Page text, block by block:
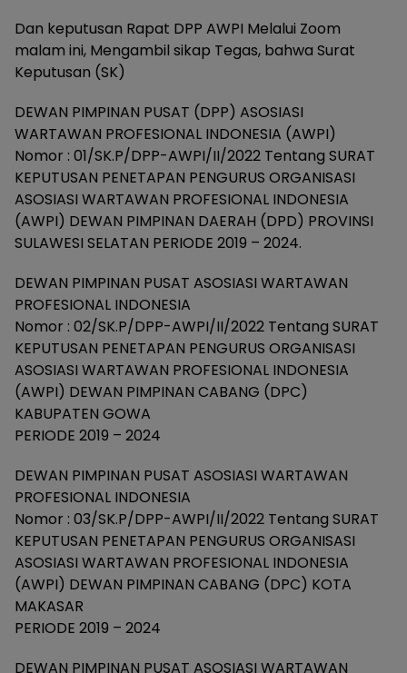
Dan keputusan Rapat DPP AWPI Melalui Zoom
malam ini, Mengambil sikap Tegas, bahwa Surat
Keputusan (SK)
DEWAN PIMPINAN PUSAT (DPP) ASOSIASI
WARTAWAN PROFESIONAL INDONESIA (AWPI)
Nomor : 01/SK.P/DPP-AWPI/II/2022 Tentang SURAT
KEPUTUSAN PENETAPAN PENGURUS ORGANISASI
ASOSIASI WARTAWAN PROFESIONAL INDONESIA
(AWPI) DEWAN PIMPINAN DAERAH (DPD) PROVINSI
SULAWESI SELATAN PERIODE 2019 – 2024.
DEWAN PIMPINAN PUSAT ASOSIASI WARTAWAN
PROFESIONAL INDONESIA
Nomor : 02/SK.P/DPP-AWPI/II/2022 Tentang SURAT
KEPUTUSAN PENETAPAN PENGURUS ORGANISASI
ASOSIASI WARTAWAN PROFESIONAL INDONESIA
(AWPI) DEWAN PIMPINAN CABANG (DPC)
KABUPATEN GOWA
PERIODE 2019 – 2024
DEWAN PIMPINAN PUSAT ASOSIASI WARTAWAN
PROFESIONAL INDONESIA
Nomor : 03/SK.P/DPP-AWPI/II/2022 Tentang SURAT
KEPUTUSAN PENETAPAN PENGURUS ORGANISASI
ASOSIASI WARTAWAN PROFESIONAL INDONESIA
(AWPI) DEWAN PIMPINAN CABANG (DPC) KOTA
MAKASAR
PERIODE 2019 – 2024
DEWAN PIMPINAN PUSAT ASOSIASI WARTAWAN